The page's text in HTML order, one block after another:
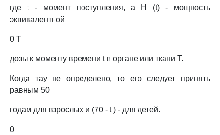
где t - момент поступления, а H (t) - мощность
эквивалентной
0 T
дозы к моменту времени t в органе или ткани T.
Когда тау не определено, то его следует принять
равным 50
годам для взрослых и (70 - t ) - для детей.
0